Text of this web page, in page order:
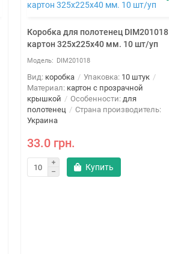
Коробка для полотенец DIM201018
картон 325х225х40 мм. 10 шт/уп
DIM201018
Вид: коробка Упаковка: 10 штук
Материал: картон с прозрачной
крышкой
Особенности: для
полотенец
Страна производитель:
Украина
33.0 грн.
Купить